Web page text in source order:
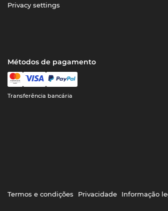
Privacy settings
Métodos de pagamento
Transferência bancária
Termos e condições Privacidade Informação